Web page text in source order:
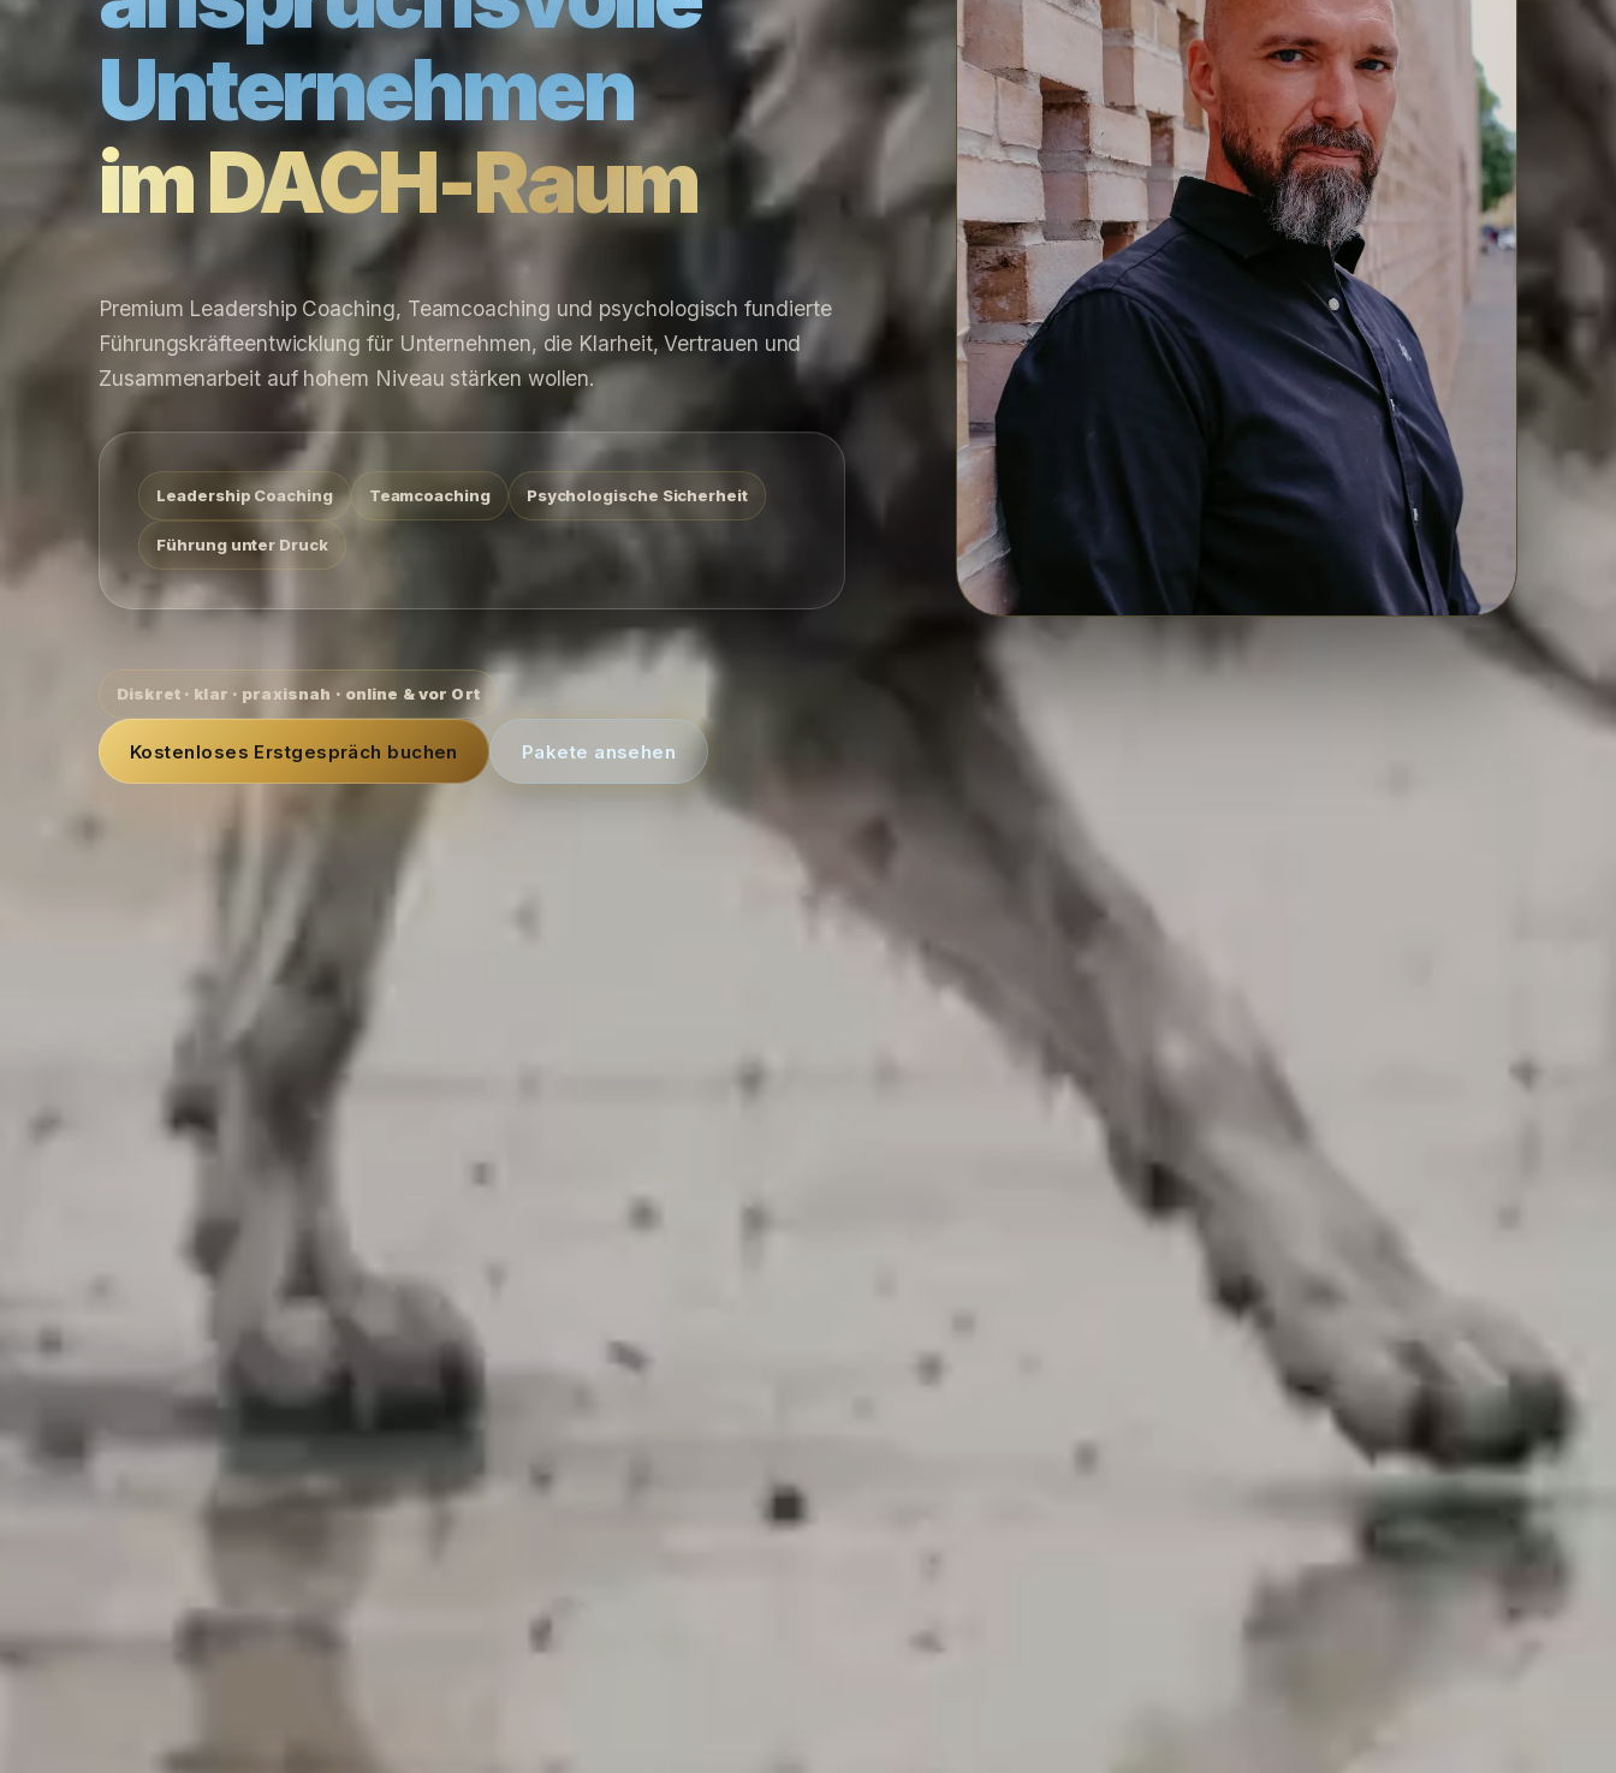
Unternehmen
im DACH-Raum
Premium Leadership Coaching, Teamcoaching und psychologisch fundierte
Führungskräfteentwicklung für Unternehmen, die Klarheit, Vertrauen und
Zusammenarbeit auf hohem Niveau stärken wollen.
Leadership Coaching Teamcoaching Psychologische Sicherheit
Führung unter Druck
Diskret · klar · praxisnah · online & vor Ort
Kostenloses Erstgespräch buchen Pakete ansehen